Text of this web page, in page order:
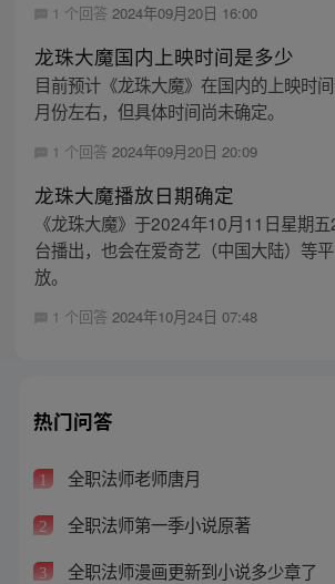
1 个回答 2024年09月20日 16:00
龙珠大魔国内上映时间是多少
目前预计《龙珠大魔》在国内的上映时
月份左右，但具体时间尚未确定。
1 个回答 2024年09月20日 20:09
龙珠大魔播放日期确定
《龙珠大魔》于2024年10月11日星期
台播出，也会在爱奇艺（中国大陆）等
放。
1 个回答 2024年10月24日 07:48
热门问答
1 全职法师老师唐月
2 全职法师第一季小说原著
3 全职法师漫画更新到小说多少章了